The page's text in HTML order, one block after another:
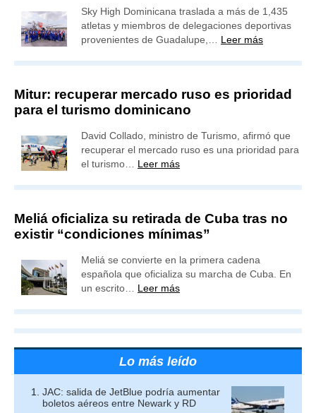
Sky High Dominicana traslada a más de 1,435
atletas y miembros de delegaciones deportivas
provenientes de Guadalupe,… Leer más
Mitur: recuperar mercado ruso es prioridad
para el turismo dominicano
David Collado, ministro de Turismo, afirmó que
recuperar el mercado ruso es una prioridad para
el turismo… Leer más
Meliá oficializa su retirada de Cuba tras no
existir “condiciones mínimas”
Meliá se convierte en la primera cadena
española que oficializa su marcha de Cuba. En
un escrito… Leer más
Lo más leído
JAC: salida de JetBlue podría aumentar
boletos aéreos entre Newark y RD